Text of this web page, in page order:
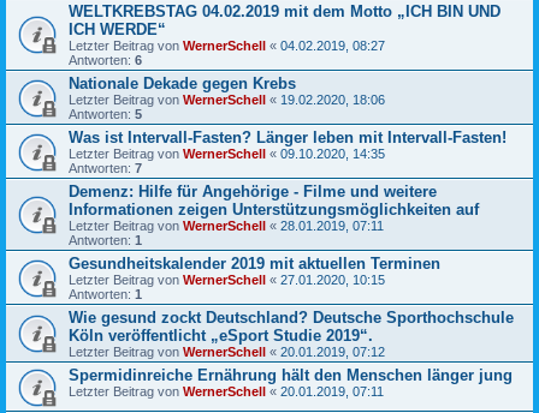
WELTKREBSTAG 04.02.2019 mit dem Motto „ICH BIN UND
ICH WERDE“
Letzter Beitrag von WernerSchell « 04.02.2019, 08:27
Antworten: 6
Nationale Dekade gegen Krebs
Letzter Beitrag von WernerSchell « 19.02.2020, 18:06
Antworten: 5
Was ist Intervall-Fasten? Länger leben mit Intervall-Fasten!
Letzter Beitrag von WernerSchell « 09.10.2020, 14:35
Antworten: 7
Demenz: Hilfe für Angehörige - Filme und weitere
Informationen zeigen Unterstützungsmöglichkeiten auf
Letzter Beitrag von WernerSchell « 28.01.2019, 07:11
Antworten: 1
Gesundheitskalender 2019 mit aktuellen Terminen
Letzter Beitrag von WernerSchell « 27.01.2020, 10:15
Antworten: 1
Wie gesund zockt Deutschland? Deutsche Sporthochschule
Köln veröffentlicht „eSport Studie 2019“.
Letzter Beitrag von WernerSchell « 20.01.2019, 07:12
Spermidinreiche Ernährung hält den Menschen länger jung
Letzter Beitrag von WernerSchell « 20.01.2019, 07:11